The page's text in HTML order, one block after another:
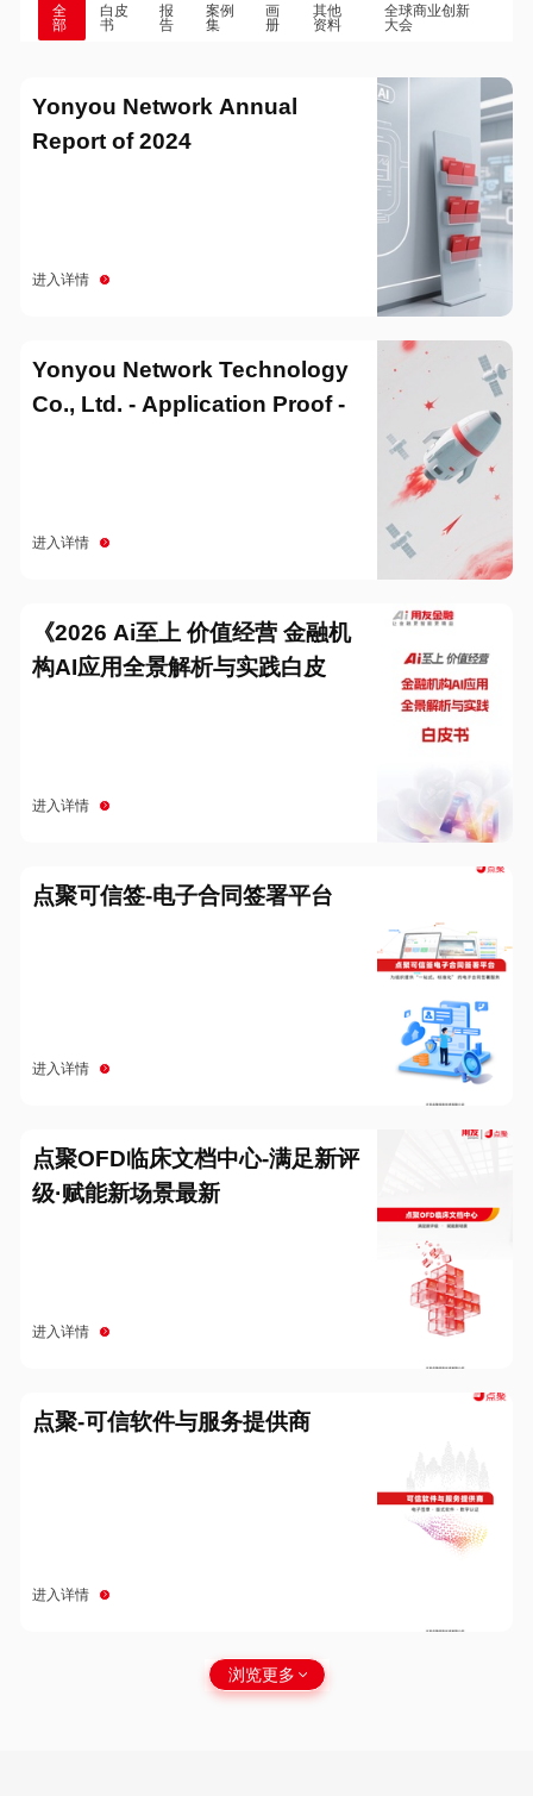
全
部
白皮
书
报
告
案例
集
画
册
其他
资料
全球商业创新
大会
Yonyou Network Annual
Report of 2024
进入详情
Yonyou Network Technology
Co., Ltd. - Application Proof -
进入详情
《2026 Ai至上 价值经营 金融机
构AI应用全景解析与实践白皮
进入详情
点聚可信签-电子合同签署平台
进入详情
点聚OFD临床文档中心-满足新评
级·赋能新场景最新
进入详情
点聚-可信软件与服务提供商
进入详情
浏览更多